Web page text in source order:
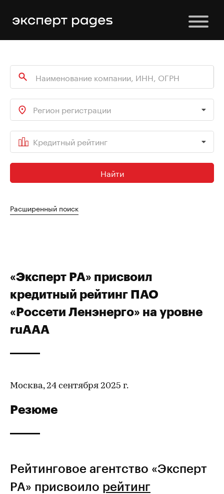
Регион регистрации
Кредитный рейтинг
Найти
Расширенный поиск
«Эксперт РА» присвоил
кредитный рейтинг ПАО
«Россети Ленэнерго» на уровне
ruAАA
Москва, 24 сентября 2025 г.
Резюме
Рейтинговое агентство «Эксперт
РА» присвоило рейтинг